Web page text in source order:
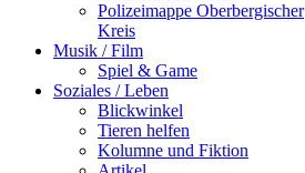
Polizeimappe Oberbergischer
Kreis
Musik / Film
Spiel & Game
Soziales / Leben
Blickwinkel
Tieren helfen
Kolumne und Fiktion